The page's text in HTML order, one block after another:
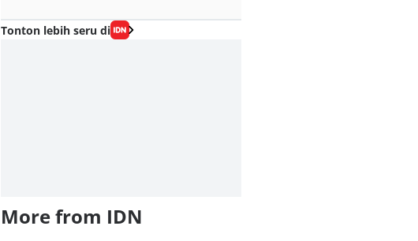
Tonton lebih seru di
More from IDN